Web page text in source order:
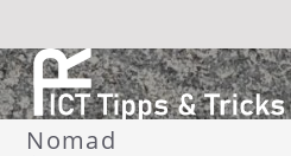
Inhalt
springen
Nomad